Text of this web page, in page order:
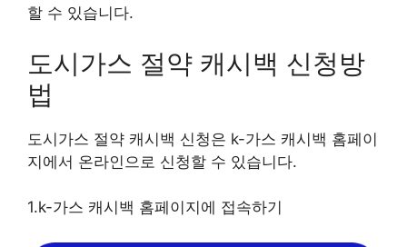
할 수 있습니다.
도시가스 절약 캐시백 신청방
법
도시가스 절약 캐시백 신청은 k-가스 캐시백 홈페이
지에서 온라인으로 신청할 수 있습니다.
1.k-가스 캐시백 홈페이지에 접속하기